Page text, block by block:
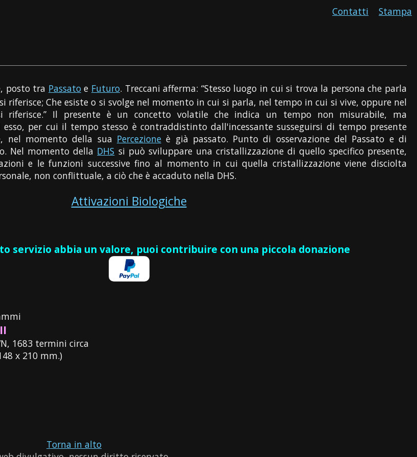
Stampa
Contatti
posto tra Passatoe Futuro. Treccani afferma: “Stesso luogo in cui si trova la persona che parla
riferisce; Che esiste o si svolge nel momento in cui si parla, nel tempo in cui si vive, oppure nel
Il presente è un concetto volatile che indica un tempo non misurabile, ma
per cui il tempo stesso è contraddistinto dall'incessante susseguirsi di tempo presente
nel momento della sua Percezioneè già passato. Punto di osservazione del Passato e di
Nel momento della DHS si può sviluppare una cristallizzazione di quello specifico presente,
e le funzioni successive fino al momento in cui quella cristallizzazione viene disciolta
non conflittuale, a ciò che è accaduto nella DHS.
Attivazioni Biologiche
servizio abbia un valore, puoi contribuire con una piccola donazione
1683 termini circa
x 210 mm.)
Torna in alto